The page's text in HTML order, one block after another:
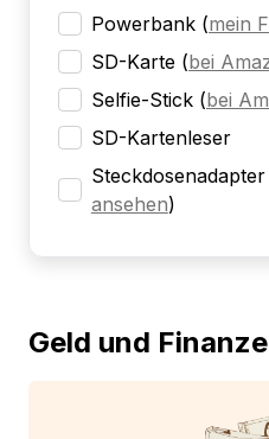
Powerbank (mein
SD-Karte (bei
Selfie-Stick (bei
SD-Kartenleser
Steckdosenadapter
ansehen)
Geld und